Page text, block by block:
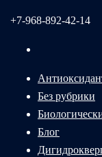
+7-968-892-42-14
Без рубрики
Блог